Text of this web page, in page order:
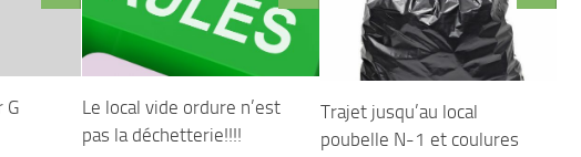
G
Le local vide ordure n’est
pas la déchetterie!!!!
Trajet jusqu’au local
poubelle N-1 et coulures